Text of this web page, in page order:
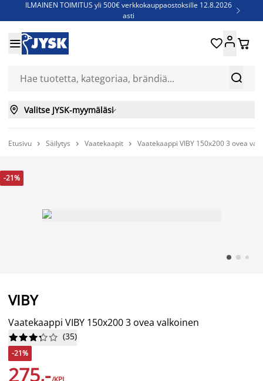
ILMAINEN TOIMITUS yli 500€ verkkokauppaostoksille 12.8.2026
asti

Jenkkisänkyjä - Säästä jopa 60%


 
 Valitse JYSK-myymäläsi
Etusivu  Säilytys  Vaatekaapit  Vaatekaappi VIBY 150x200 3 ovea
-21%
VIBY
Vaatekaappi VIBY 150x200 3 ovea valkoinen





 (35)
-21%
275,-